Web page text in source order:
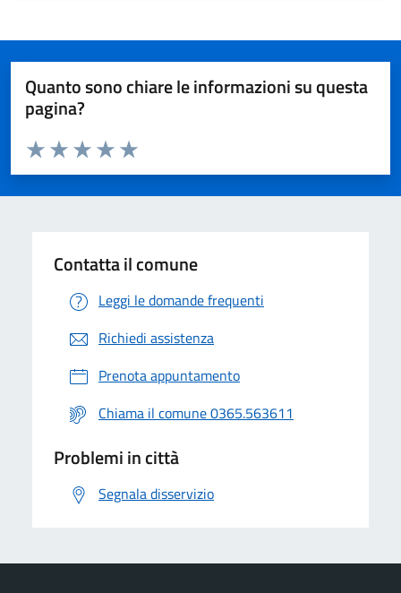
Quanto sono chiare le informazioni su questa
pagina?
Valuta da 1 a 5 stelle la pagina
Valuta 5 stelle su 5
Valuta 4 stelle su 5
Valuta 3 stelle su 5
Valuta 2 stelle su 5
Valuta 1 stelle su 5
Contatta il comune
Leggi le domande frequenti
Richiedi assistenza
Prenota appuntamento
Chiama il comune 0365.563611
Problemi in città
Segnala disservizio